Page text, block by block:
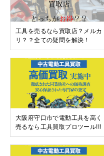
工具を売るなら買取店？メルカ
リ？？全ての疑問を解決！
大阪府守口市で電動工具を高く
売るなら工具買取プロツール!!!